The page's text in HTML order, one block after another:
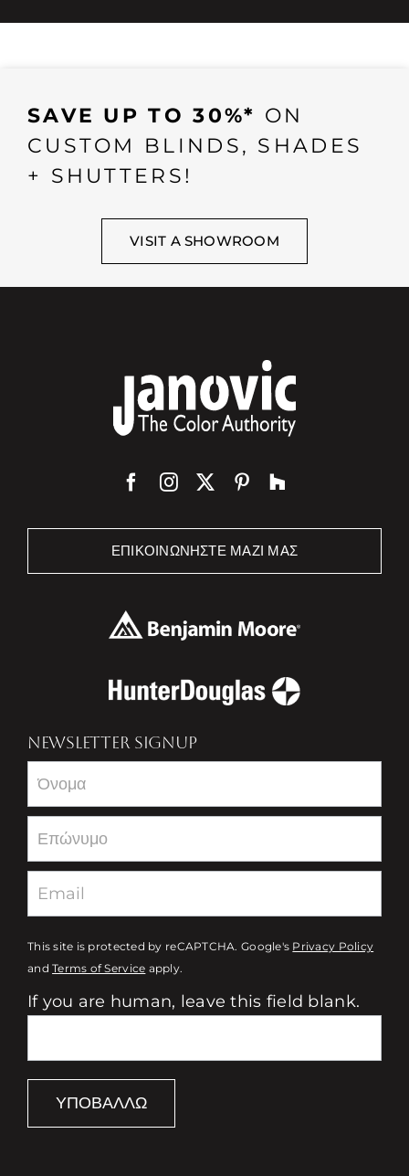
SAVE UP TO 30%* ON
CUSTOM BLINDS, SHADES
+ SHUTTERS!
VISIT A SHOWROOM
ΕΠΙΚΟΙΝΩΝΉΣΤΕ ΜΑΖΊ ΜΑΣ
NEWSLETTER SIGNUP
Newsletter
This site is protected by reCAPTCHA. Google's Privacy Policy
andTerms of Service apply.
If you are human, leave this field blank.
ΥΠΟΒΆΛΛΩ